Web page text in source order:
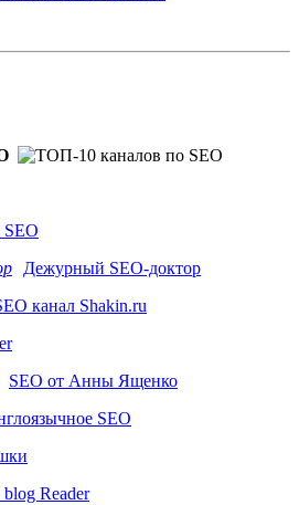
Дежурный SEO-доктор
канал Shakin.ru
SEO от Анны Ященко
SEO
blog Reader